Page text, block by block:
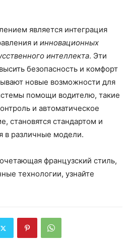
является интеграция
и инновационных
интеллекта. Эти
безопасность и комфорт
новые возможности для
помощи водителю, такие
и автоматическое
становятся стандартом и
в различные модели.
французский стиль,
технологии, узнайте